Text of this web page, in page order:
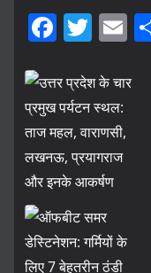
F
c
e
b
o
o
k
T
itt
er
E
ai